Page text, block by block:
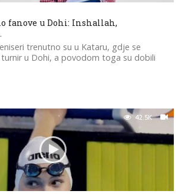
fanove u Dohi: Inshallah,
trenutno su u Kataru, gdje se
turnir u Dohi, a povodom toga su dobili
42.5K